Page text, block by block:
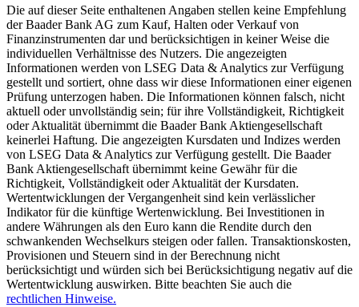
Die auf dieser Seite enthaltenen Angaben stellen keine Empfehlung
der Baader Bank AG zum Kauf, Halten oder Verkauf von
Finanzinstrumenten dar und berücksichtigen in keiner Weise die
individuellen Verhältnisse des Nutzers. Die angezeigten
Informationen werden von LSEG Data & Analytics zur Verfügung
gestellt und sortiert, ohne dass wir diese Informationen einer eigenen
Prüfung unterzogen haben. Die Informationen können falsch, nicht
aktuell oder unvollständig sein; für ihre Vollständigkeit, Richtigkeit
oder Aktualität übernimmt die Baader Bank Aktiengesellschaft
keinerlei Haftung. Die angezeigten Kursdaten und Indizes werden
von LSEG Data & Analytics zur Verfügung gestellt. Die Baader
Bank Aktiengesellschaft übernimmt keine Gewähr für die
Richtigkeit, Vollständigkeit oder Aktualität der Kursdaten.
Wertentwicklungen der Vergangenheit sind kein verlässlicher
Indikator für die künftige Wertenwicklung. Bei Investitionen in
andere Währungen als den Euro kann die Rendite durch den
schwankenden Wechselkurs steigen oder fallen. Transaktionskosten,
Provisionen und Steuern sind in der Berechnung nicht
berücksichtigt und würden sich bei Berücksichtigung negativ auf die
Wertentwicklung auswirken. Bitte beachten Sie auch die
rechtlichen Hinweise.